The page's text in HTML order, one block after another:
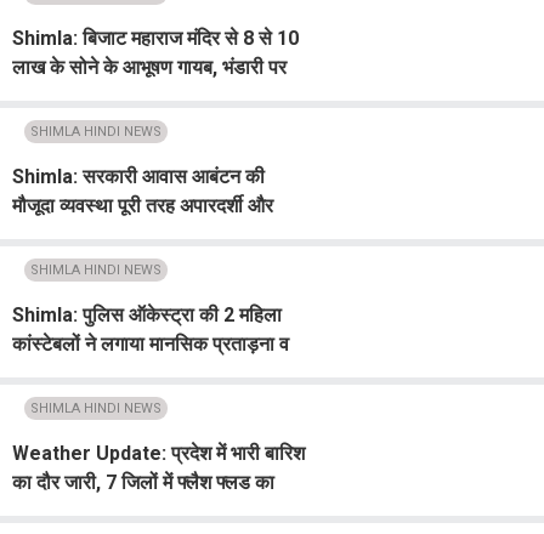
Shimla: बिजाट महाराज मंदिर से 8 से 10
लाख के सोने के आभूषण गायब, भंडारी पर
SHIMLA HINDI NEWS
Shimla: सरकारी आवास आबंटन की
मौजूदा व्यवस्था पूरी तरह अपारदर्शी और
SHIMLA HINDI NEWS
Shimla: पुलिस ऑकेस्ट्रा की 2 महिला
कांस्टेबलों ने लगाया मानसिक प्रताड़ना व
SHIMLA HINDI NEWS
Weather Update: प्रदेश में भारी बारिश
का दौर जारी, 7 जिलों में फ्लैश फ्लड का